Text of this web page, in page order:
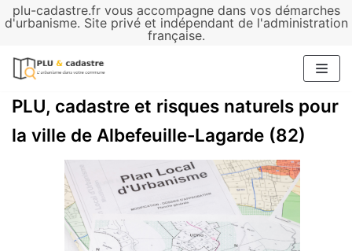
plu-cadastre.fr vous accompagne dans vos démarches
d'urbanisme. Site privé et indépendant de l'administration
française.
Aller
contenu
PLU, cadastre et risques naturels pour
la ville de Albefeuille-Lagarde (82)